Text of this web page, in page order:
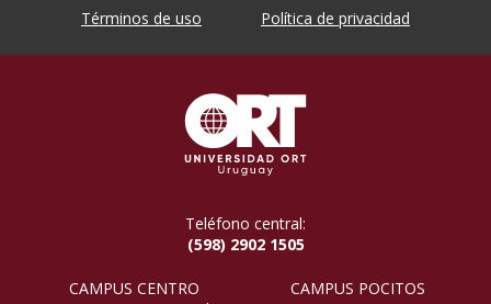
Términos de uso Política de privacidad
Teléfono central:
(598) 2902 1505
CAMPUS CENTRO
CAMPUS POCITOS